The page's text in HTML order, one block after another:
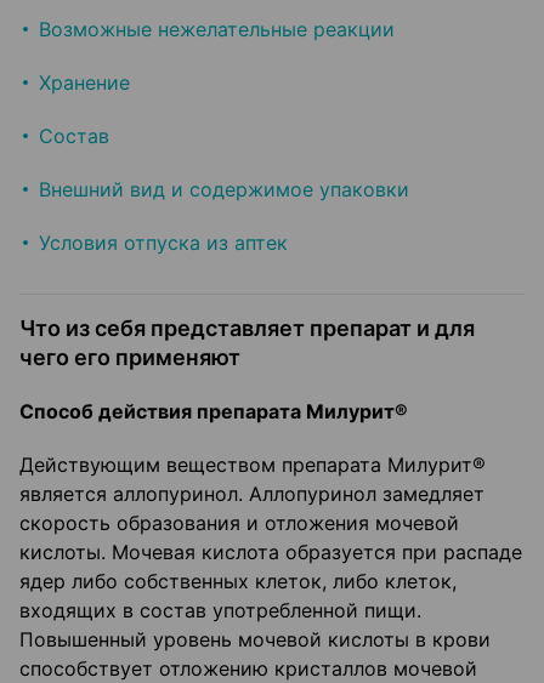
Возможные нежелательные реакции
Хранение
Состав
Внешний вид и содержимое упаковки
Условия отпуска из аптек
Что из себя представляет препарат и для
чего его применяют
Способ действия препарата Милурит®
Действующим веществом препарата Милурит®
является аллопуринол. Аллопуринол замедляет
скорость образования и отложения мочевой
кислоты. Мочевая кислота образуется при распаде
ядер либо собственных клеток, либо клеток,
входящих в состав употребленной пищи.
Повышенный уровень мочевой кислоты в крови
способствует отложению кристаллов мочевой